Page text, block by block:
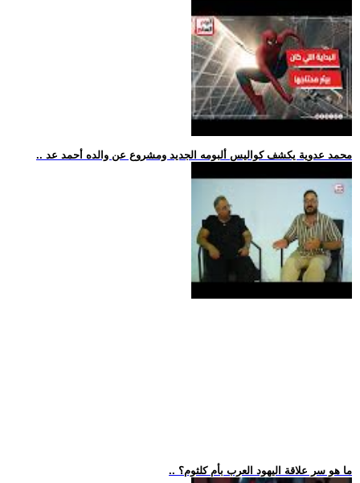
.. محمد عدوية يكشف كواليس ألبومه الجديد ومشروع عن والده أحمد عد
.. ما هو سر علاقة اليهود العرب بأم كلثوم؟